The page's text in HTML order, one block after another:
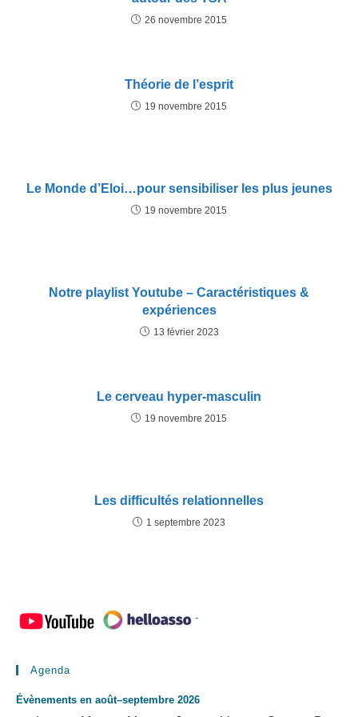
26 novembre 2015
Théorie de l’esprit
19 novembre 2015
Le Monde d’Eloi…pour sensibiliser les plus jeunes
19 novembre 2015
Notre playlist Youtube – Caractéristiques &
expériences
13 février 2023
Le cerveau hyper-masculin
19 novembre 2015
Les difficultés relationnelles
1 septembre 2023
-
Agenda
Évènements en août–septembre 2026